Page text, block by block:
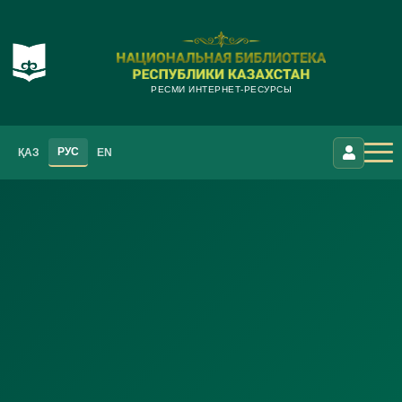
РЕСМИ ИНТЕРНЕТ-РЕСУРСЫ
ҚАЗ РУС EN